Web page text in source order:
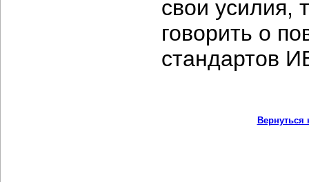
свои усилия,
говорить о
стандартов
Вернуться